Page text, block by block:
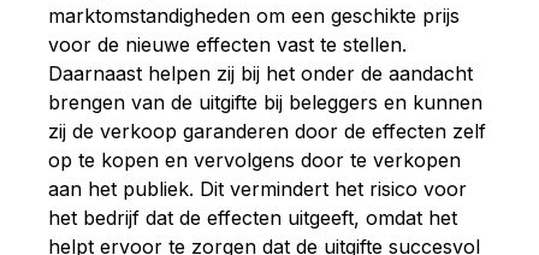
marktomstandigheden om een geschikte prijs
voor de nieuwe effecten vast te stellen.
Daarnaast helpen zij bij het onder de aandacht
brengen van de uitgifte bij beleggers en kunnen
zij de verkoop garanderen door de effecten zelf
op te kopen en vervolgens door te verkopen
aan het publiek. Dit vermindert het risico voor
het bedrijf dat de effecten uitgeeft, omdat het
helpt ervoor te zorgen dat de uitgifte succesvol